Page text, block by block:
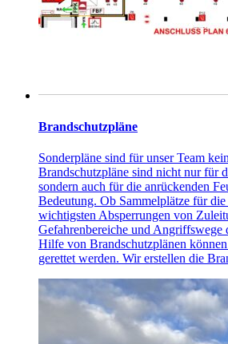
Brandschutzpläne
Sonderpläne sind für unser Team
Brandschutzpläne sind nicht nur für
sondern auch für die anrückenden
Bedeutung. Ob Sammelplätze für
wichtigsten Absperrungen von
Gefahrenbereiche und Angriffswege
Hilfe von Brandschutzplänen
gerettet werden. Wir erstellen die